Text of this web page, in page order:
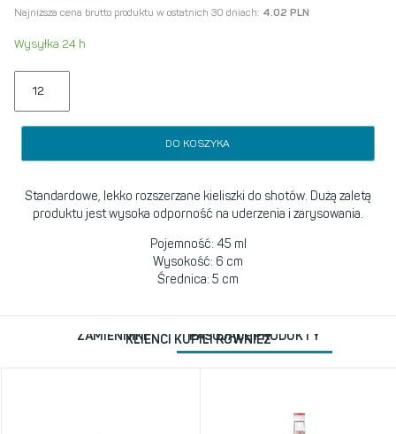
Najniższa cena brutto produktu w ostatnich 30 dniach: 4.02 PLN
Wysyłka 24 h
DO KOSZYKA
Standardowe, lekko rozszerzane kieliszki do shotów. Dużą zaletą
produktu jest wysoka odporność na uderzenia i zarysowania.
Pojemność: 45 ml
Wysokość: 6 cm
Średnica: 5 cm
ZAMIENNIKI PASUJĄCE PRODUKTY
KLIENCI KUPILI RÓWNIEŻ